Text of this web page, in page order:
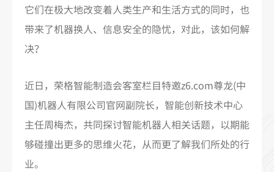
它们在极大地改变着人类生产和生活方式的同时，也
带来了机器换人、信息安全的隐忧，对此，该如何解
决？
近日，荣格智能制造会客室栏目特邀z6.com尊龙(中
国)机器人有限公司官网副院长，智能创新技术中心
主任周梅杰，共同探讨智能机器人相关话题，以期能
够碰撞出更多的思维火花，从而更了解我们所处的行
业。